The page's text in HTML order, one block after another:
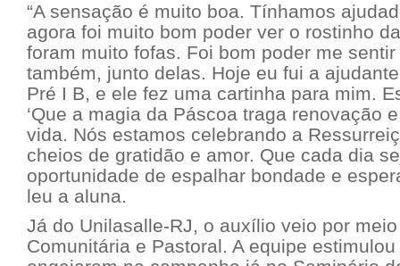
“A sensação é muito boa. Tínhamos
agora foi muito bom poder ver o rostinho
foram muito fofas. Foi bom poder me
também, junto delas. Hoje eu fui a
Pré I B, e ele fez uma cartinha para mim.
‘Que a magia da Páscoa traga renovação
vida. Nós estamos celebrando a
cheios de gratidão e amor. Que cada dia
oportunidade de espalhar bondade e
leu a aluna.
Já do Unilasalle-RJ, o auxílio veio por
Comunitária e Pastoral. A equipe